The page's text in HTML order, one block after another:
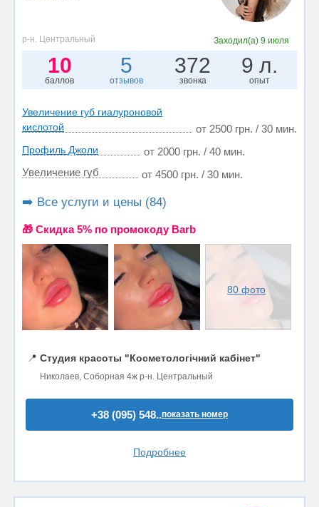
р-н. Центральный Заходил(а) 9 июля
10
баллов
5
отзывов
372
звонка
9 л.
опыт
Увеличение губ гиалуроновой
кислотой
от 2500 грн. / 30 мин.
Профиль Джоли
от 2000 грн. / 40 мин.
Увеличение губ
от 4500 грн. / 30 мин.
➡️ Все услуги и цены (84)
🎁 Cкидка 5% по промокоду Barb
80 фото
📍 Студия красоты "Косметологічний кабінет"
Николаев, Соборная 4ж р-н. Центральный
+38 (095) 548..показать номер
Подробнее